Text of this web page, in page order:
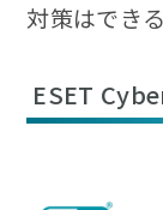
対策はでき
ESET